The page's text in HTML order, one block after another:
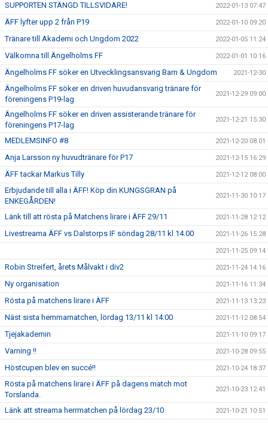
SUPPORTEN STÄNGD TILLSVIDARE! 2022-01-13 07:47
ÄFF lyfter upp 2 från P19 2022-01-10 09:20
Tränare till Akademi och Ungdom 2022 2022-01-05 11:24
Välkomna till Ängelholms FF 2022-01-01 10:16
Ängelholms FF söker en Utvecklingsansvarig Barn & Ungdom 2021-12-30
Ängelholms FF söker en driven huvudansvarig tränare för
föreningens P19-lag
2021-12-29 09:00
Ängelholms FF söker en driven assisterande tränare för
föreningens P17-lag
2021-12-21 15:30
MEDLEMSINFO #8 2021-12-20 08:01
Anja Larsson ny huvudtränare för P17 2021-12-15 16:29
ÄFF tackar Markus Tilly 2021-12-12 08:00
Erbjudande till alla i ÄFF! Köp din KUNGSGRAN på
ENKEGÅRDEN!
2021-11-30 10:17
Länk till att rösta på Matchens lirare i ÄFF 29/11 2021-11-28 12:12
Livestreama ÄFF vs Dalstorps IF söndag 28/11 kl 14.00 2021-11-26 15:28
2021-11-25 09:14
Robin Streifert, årets Målvakt i div2 2021-11-24 14:16
Ny organisation 2021-11-16 11:34
Rösta på matchens lirare i ÄFF 2021-11-13 13:23
Näst sista hemmamatchen, lördag 13/11 kl 14:00 2021-11-12 08:54
Tjejakademin 2021-11-10 09:17
Varning !! 2021-10-28 09:55
Höstcupen blev en succé!! 2021-10-24 18:37
Rösta på matchens lirare i ÄFF på dagens match mot
Torslanda.
2021-10-23 12:41
Länk att streama herrmatchen på lördag 23/10 2021-10-21 10:51